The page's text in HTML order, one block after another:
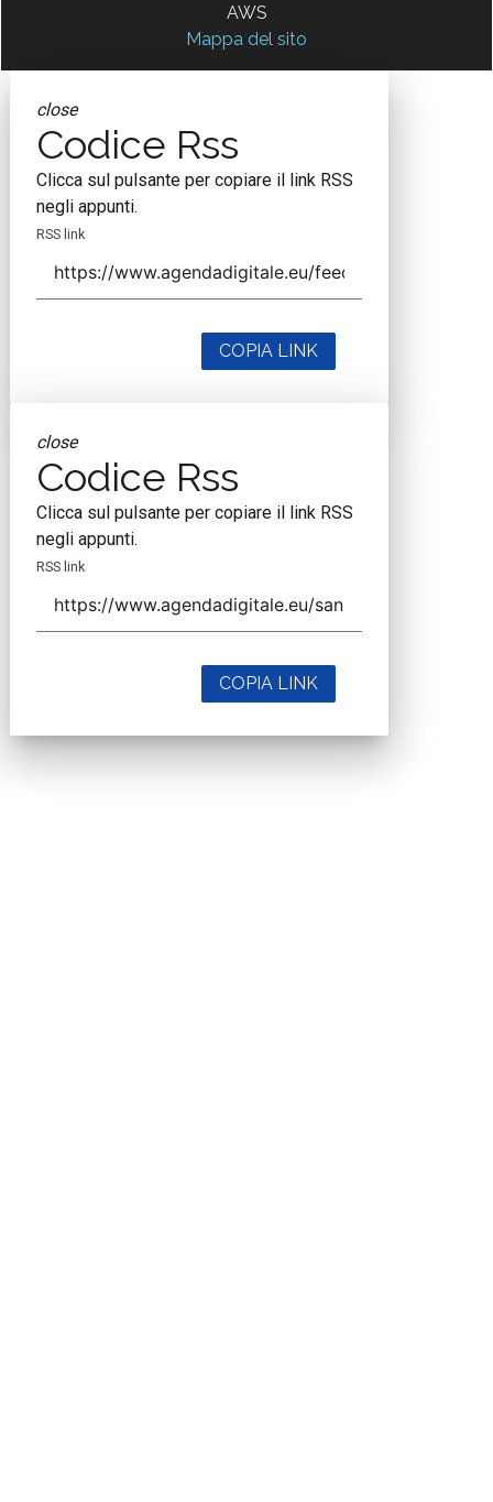
AWS
Mappa del sito
close
Codice Rss
Clicca sul pulsante per copiare il link RSS
negli appunti.
RSS link
COPIA LINK
close
Codice Rss
Clicca sul pulsante per copiare il link RSS
negli appunti.
RSS link
COPIA LINK